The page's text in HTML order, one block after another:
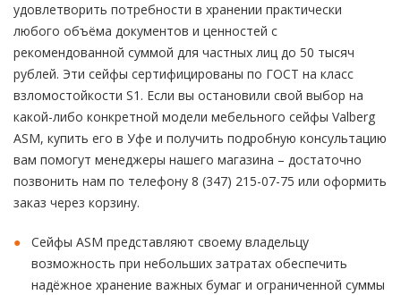
удовлетворить потребности в хранении практически
любого объёма документов и ценностей с
рекомендованной суммой для частных лиц до 50 тысяч
рублей. Эти сейфы сертифицированы по ГОСТ на класс
взломостойкости S1. Если вы остановили свой выбор на
какой-либо конкретной модели мебельного сейфы Valberg
ASM, купить его в Уфе и получить подробную консультацию
вам помогут менеджеры нашего магазина – достаточно
позвонить нам по телефону 8 (347) 215-07-75 или оформить
заказ через корзину.
Сейфы ASM представляют своему владельцу
возможность при небольших затратах обеспечить
надёжное хранение важных бумаг и ограниченной суммы